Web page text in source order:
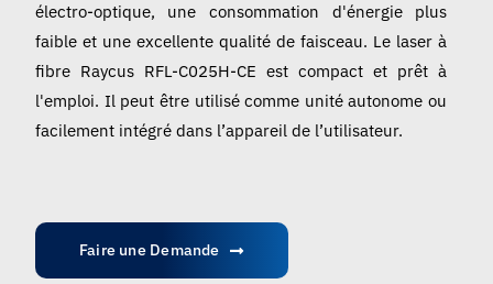
électro-optique, une consommation d'énergie plus
faible et une excellente qualité de faisceau. Le laser à
fibre Raycus RFL-C025H-CE est compact et prêt à
l'emploi. Il peut être utilisé comme unité autonome ou
facilement intégré dans l’appareil de l’utilisateur.
Faire une Demande